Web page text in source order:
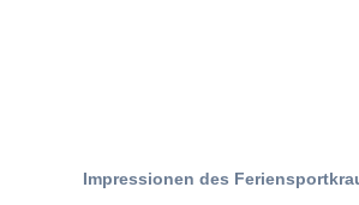
Impressionen des